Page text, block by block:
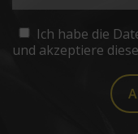
Ich habe die
und akzeptiere